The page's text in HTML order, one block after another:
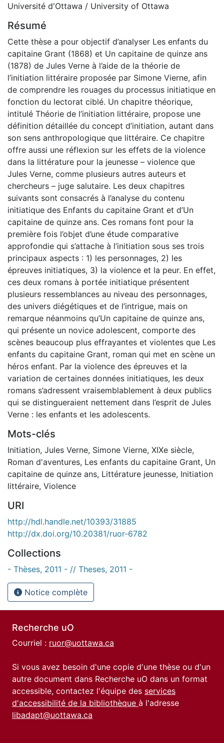
Université d'Ottawa / University of Ottawa
Résumé
Cette thèse a pour objectif d’analyser Les enfants du
capitaine Grant (1868) et Un capitaine de quinze ans
(1878) de Jules Verne à l’aide de la théorie de
l’initiation littéraire proposée par Simone Vierne, afin
de comprendre les rouages du processus initiatique en
fonction du lectorat ciblé. Un chapitre théorique,
intitulé Théorie de l’initiation littéraire, propose une
définition détaillée du concept d’initiation, autant dans
son sens anthropologique que littéraire. Ce chapitre
offre aussi une réflexion sur les effets de la violence
dans la littérature pour la jeunesse – violence que
Jules Verne, comme plusieurs autres auteurs et
chercheurs – juge salutaire. Les deux chapitres
suivants sont consacrés à l’analyse du contenu
initiatique des Enfants du capitaine Grant et d’Un
capitaine de quinze ans. Ces romans font pour la
première fois l’objet d’une étude comparative
approfondie qui s’attache à l’initiation sous ses trois
principaux aspects : 1) les personnages, 2) les
épreuves initiatiques, 3) la violence et la peur. En effet,
ces deux romans à portée initiatique présentent
plusieurs ressemblances au niveau des personnages,
des univers diégétiques et de l’intrigue, mais on
remarque néanmoins qu’Un capitaine de quinze ans,
qui présente un novice adolescent, comporte des
scènes beaucoup plus effrayantes et violentes que Les
enfants du capitaine Grant, roman qui met en scène un
héros enfant. Par la violence des épreuves et la
variation de certaines données initiatiques, les deux
romans s’adressent vraisemblablement à deux publics
qui se distingueraient nettement dans l’esprit de Jules
Verne : les enfants et les adolescents.
Mots-clés
Initiation, Jules Verne, Simone Vierne, XIXe siècle,
Roman d'aventures, Les enfants du capitaine Grant, Un
capitaine de quinze ans, Littérature jeunesse, Initiation
littéraire, Violence
URI
http://hdl.handle.net/10393/31885
http://dx.doi.org/10.20381/ruor-6782
Collections
- Thèses, 2011 - // Theses, 2011 -
Notice complète
Recherche uO
Courriel : ruor@uottawa.ca
Si vous avez besoin d'une copie d'une thèse ou d'un
autre document dans Recherche uO dans un format
accessible, contactez l'équipe des services
d'accessibilité de la bibliothèque à l'adresse
libadapt@uottawa.ca